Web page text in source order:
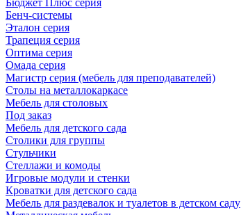
Бюджет Плюс серия
Бенч-системы
Эталон серия
Трапеция серия
Оптима серия
Омада серия
Магистр серия (мебель для преподавателей)
Столы на металлокаркасе
Мебель для столовых
Под заказ
Мебель для детского сада
Столики для группы
Стульчики
Стеллажи и комоды
Игровые модули и стенки
Кроватки для детского сада
Мебель для раздевалок и туалетов в детском саду